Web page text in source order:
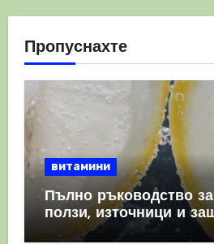
Пропуснахте
витамини
Пълно ръководство
ползи, източници и
имунната система